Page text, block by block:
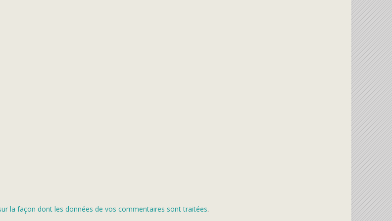
la façon dont les données de vos commentaires sont traitées.